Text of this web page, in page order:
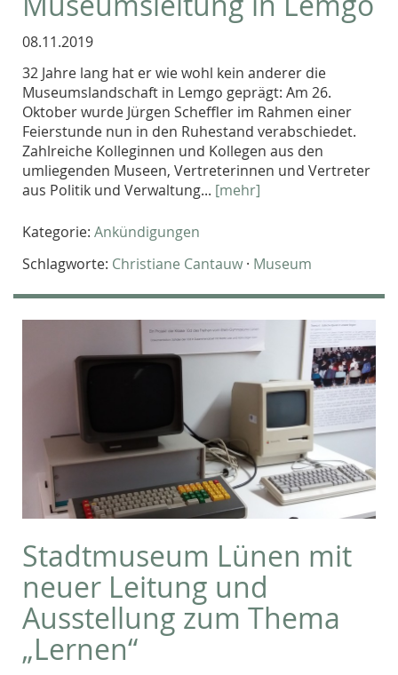
08.11.2019
32 Jahre lang hat er wie wohl kein anderer die
Museumslandschaft in Lemgo geprägt: Am 26.
Oktober wurde Jürgen Scheffler im Rahmen einer
Feierstunde nun in den Ruhestand verabschiedet.
Zahlreiche Kolleginnen und Kollegen aus den
umliegenden Museen, Vertreterinnen und Vertreter
aus Politik und Verwaltung... [mehr]
Kategorie: Ankündigungen
Schlagworte: Christiane Cantauw · Museum
Stadtmuseum Lünen mit
neuer Leitung und
Ausstellung zum Thema
„Lernen“